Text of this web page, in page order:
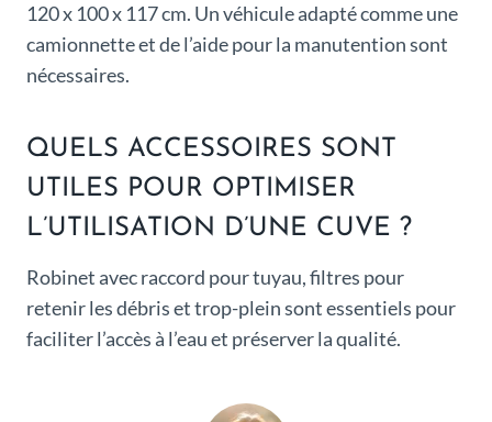
120 x 100 x 117 cm. Un véhicule adapté comme une
camionnette et de l’aide pour la manutention sont
nécessaires.
QUELS ACCESSOIRES SONT
UTILES POUR OPTIMISER
L’UTILISATION D’UNE CUVE ?
Robinet avec raccord pour tuyau, filtres pour
retenir les débris et trop-plein sont essentiels pour
faciliter l’accès à l’eau et préserver la qualité.